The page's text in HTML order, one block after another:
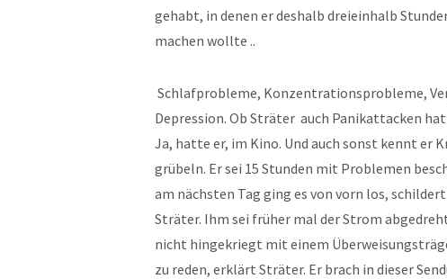
gehabt, in denen er deshalb dreieinhalb
machen wollte ..
Schlafprobleme, Konzentrationsprobleme,
Depression. Ob Sträter auch Panikattacken
Ja, hatte er, im Kino. Und auch sonst kennt er
grübeln. Er sei 15 Stunden mit Problemen
am nächsten Tag ging es von vorn los,
Sträter. Ihm sei früher mal der Strom
nicht hingekriegt mit einem
zu reden, erklärt Sträter. Er brach in dieser